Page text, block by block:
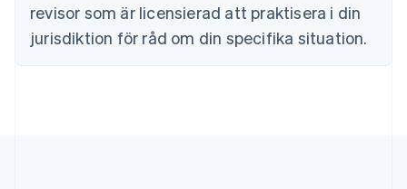
revisor som är licensierad att praktisera i din
jurisdiktion för råd om din specifika situation.
Frankrike
FrançaisEnglish